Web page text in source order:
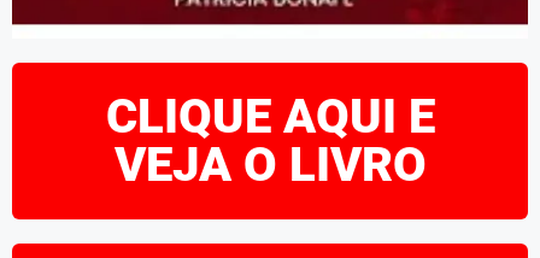
CLIQUE AQUI E
VEJA O LIVRO